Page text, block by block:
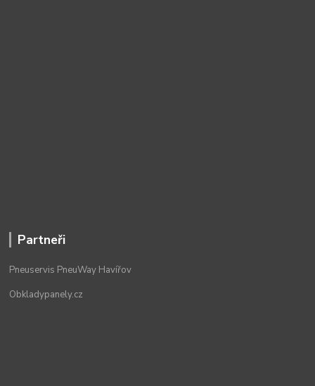
Partneři
Pneuservis PneuWay Havířov
Obkladypanely.cz